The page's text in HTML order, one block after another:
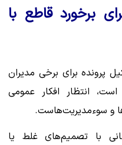
برخورد قاطع با
پرونده برای برخی مدیران
انتظار افکار عمومی
و سوء‌مدیریت‌هاست.
با تصمیم‌های غلط یا